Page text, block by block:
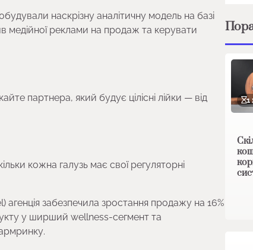
наскрізну аналітичну модель на базі
медійної реклами на продаж та керувати
партнера, який будує цілісні лійки — від
кожна галузь має свої регуляторні
забезпечила зростання продажу на 16%
у ширший wellness-сегмент та
1